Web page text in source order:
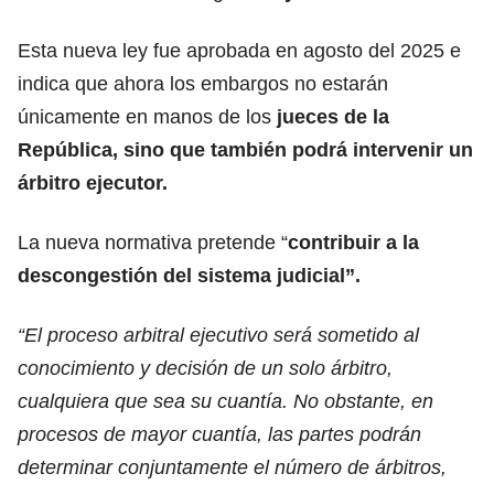
Esta nueva ley fue aprobada en agosto del 2025 e
indica que ahora los embargos no estarán
únicamente en manos de los jueces de la
República, sino que también podrá intervenir un
árbitro ejecutor.
La nueva normativa pretende “contribuir a la
descongestión del sistema judicial”.
“El proceso arbitral ejecutivo será sometido al
conocimiento y decisión de un solo árbitro,
cualquiera que sea su cuantía. No obstante, en
procesos de mayor cuantía, las partes podrán
determinar conjuntamente el número de árbitros,